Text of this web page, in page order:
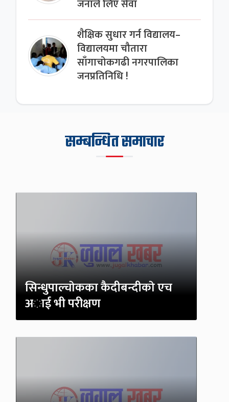
जनाले लिए सेवा
शैक्षिक सुधार गर्न विद्यालय–
विद्यालयमा चौतारा
साँगाचोकगढी नगरपालिका
जनप्रतिनिधि !
सम्बन्धित समाचार
सिन्धुपाल्चाेकका कैदीबन्दीकाे एच
अाई भी परीक्षण